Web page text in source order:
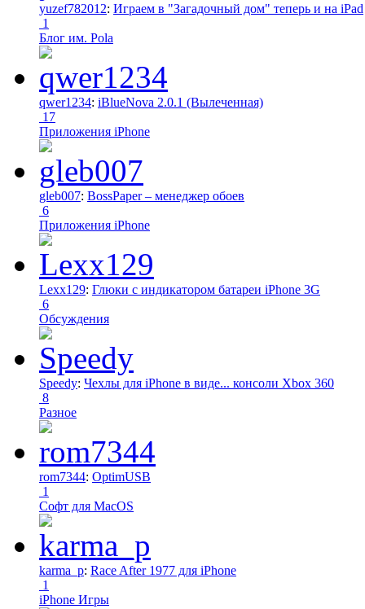
yuzef782012: Играем в "Загадочный дом" теперь и на iPad
1
Блог им. Pola
qwer1234: iBlueNova 2.0.1 (Вылеченная)
17
Приложения iPhone
gleb007: BossPaper – менеджер обоев
6
Приложения iPhone
Lexx129: Глюки с индикатором батареи iPhone 3G
6
Обсуждения
Speedy: Чехлы для iPhone в виде... консоли Xbox 360
8
Разное
rom7344: OptimUSB
1
Софт для MacOS
karma_p: Race After 1977 для iPhone
1
iPhone Игры